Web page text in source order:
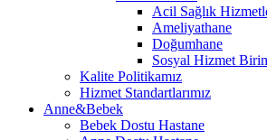
Acil Sağlık
Ameliyathane
Doğumhane
Sosyal Hizmet
Kalite Politikamız
Hizmet Standartlarımız
Anne&Bebek
Bebek Dostu Hastane